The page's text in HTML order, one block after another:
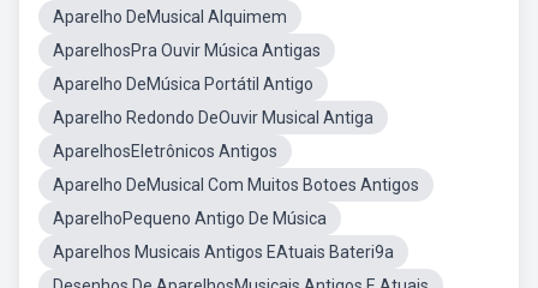
Aparelho DeMusical Alquimem
AparelhosPra Ouvir Música Antigas
Aparelho DeMúsica Portátil Antigo
Aparelho Redondo DeOuvir Musical Antiga
AparelhosEletrônicos Antigos
Aparelho DeMusical Com Muitos Botoes Antigos
AparelhoPequeno Antigo De Música
Aparelhos Musicais Antigos EAtuais Bateri9a